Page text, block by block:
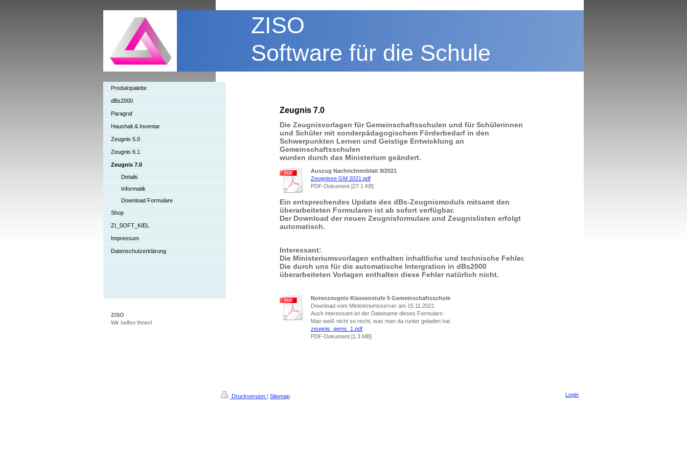
ZISO
Software für die Schule
Zeugnis 7.0
Die Zeugnisvorlagen für Gemeinschaftsschulen und für Schülerinnen
und Schüler mit sonderpädagogischem Förderbedarf in den
Schwerpunkten Lernen und Geistige Entwicklung an
Gemeinschaftsschulen
wurden durch das Ministerium geändert.
Auszug Nachrichtenblatt 9/2021
Zeugnisse GM 2021.pdf
PDF-Dokument [27.1 KB]
Ein entsprechendes Update des dBs-Zeugnismoduls mitsamt den
überarbeiteten Formularen ist ab sofort verfügbar.
Der Download der neuen Zeugnisformulare und Zeugnislisten erfolgt
automatisch.
Interessant:
Die Ministeriumsvorlagen enthalten inhaltliche und technische Fehler.
Die durch uns für die automatische Intergration in dBs2000
überarbeiteten Vorlagen enthalten diese Fehler natürlich nicht.
Notenzeugnis Klassenstufe 5 Gemeinschaftsschule
Download vom Ministeriumsserver am 15.11.2021
Auch interessant ist der Dateiname dieses Formulars:
Man weiß nicht so recht, was man da runter geladen hat.
zeugnis_gems_1.pdf
PDF-Dokument [1.3 MB]
Produktpalette
dBs2000
Paragraf
Haushalt & Inventar
Zeugnis 5.0
Zeugnis 6.1
Zeugnis 7.0
Details
Informatik
Download Formulare
Shop
ZI_SOFT_KIEL
Impressum
Datenschutzerklärung
ZISO
Wir helfen Ihnen!
Druckversion | Sitemap Login